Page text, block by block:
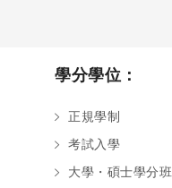
學分學位：
正規學制
考試入學
大學・碩士學分班